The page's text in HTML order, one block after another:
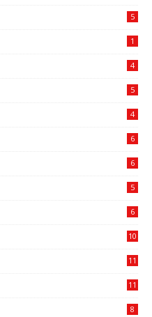
5
1
4
5
4
6
6
5
6
10
11
11
8